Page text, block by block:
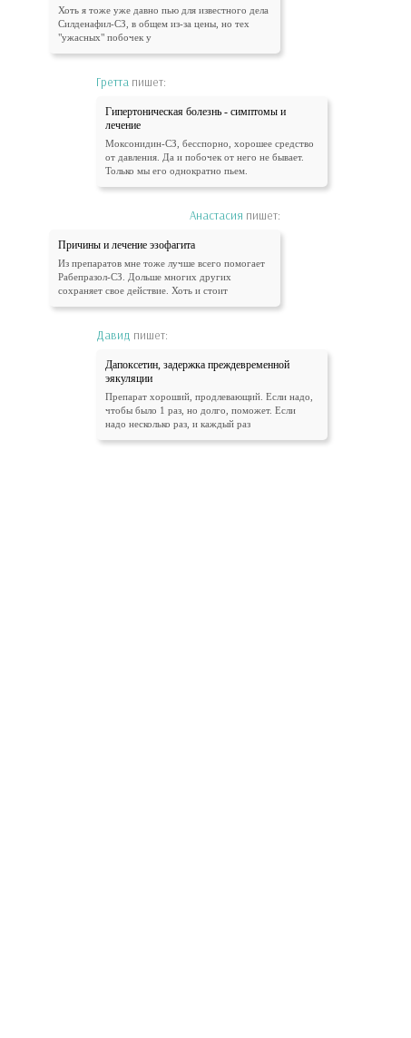
Хоть я тоже уже давно пью для известного дела
Силденафил-СЗ, в общем из-за цены, но тех
"ужасных" побочек у
Гретта пишет:
Гипертоническая болезнь - симптомы и
лечение
Моксонидин-СЗ, бесспорно, хорошее средство
от давления. Да и побочек от него не бывает.
Только мы его однократно пьем.
Анастасия пишет:
Причины и лечение эзофагита
Из препаратов мне тоже лучше всего помогает
Рабепразол-СЗ. Дольше многих других
сохраняет свое действие. Хоть и стоит
Давид пишет:
Дапоксетин, задержка преждевременной
эякуляции
Препарат хороший, продлевающий. Если надо,
чтобы было 1 раз, но долго, поможет. Если
надо несколько раз, и каждый раз